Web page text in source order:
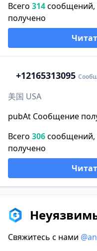
Всего 314сообщений,
получено
+12165313095
美国 USA
pubAt Сообщение
Всего 306сообщений,
получено
Свяжитесь с нами